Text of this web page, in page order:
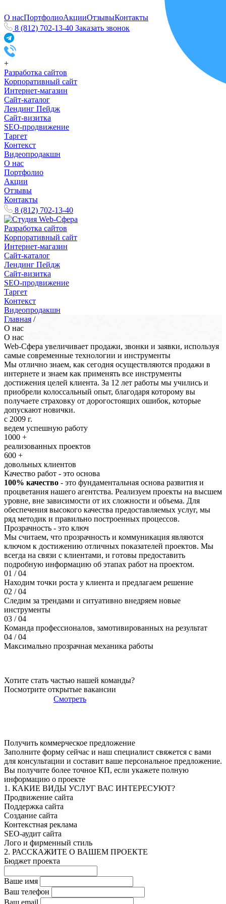
О насПортфолиоАкцииОтзывыКонтакты
8 (812) 702-13-40 Заказать звонок
+
Разработка сайтов
Корпоративный сайт
Интернет-магазин
Сайт-каталог
Лендинг Пейдж
Сайт-визитка
SEO-продвижение
Таргет
Контекст
Видеопродакшн
О нас
Портфолио
Акции
Отзывы
Контакты
8 (812) 702-13-40
Разработка сайтов
Корпоративный сайт
Интернет-магазин
Сайт-каталог
Лендинг Пейдж
Сайт-визитка
SEO-продвижение
Таргет
Контекст
Видеопродакшн
Главная /
О нас
О нас
Web-Сфера увеличивает продажи, звонки и заявки, используя
самые современные технологии и инструменты
Мы отлично знаем, как сегодня осуществляются продажи в
интернете и знаем как применять все инструменты
достижения целей клиента. За 12 лет работы мы учились и
приобрели колоссальный опыт, благодаря которому вы
получаете страховку от дорогостоящих ошибок, которые
допускают новички.
c 2009 г.
ведем успешную работу
1000 +
реализованных проектов
600 +
довольных клиентов
Качество работ - это основа
100% качество - это фундаментальная основа развития и
процветания нашего агентства. Реализуем проекты на высшем
уровне, вне зависимости от их сложности и объема. Для
обеспечения высокого качества предоставляемых услуг, мы
ряд методик и правильно построенных процессов.
Прозрачность - это ключ
Мы считаем, что прозрачность и коммуникация являются
ключом к достижению отличных показателей проектов. Мы
всегда на связи с клиентами, и готовы предоставить
подробную информацию об этапах работ на проектом.
01 / 04
Находим точки роста у клиента и предлагаем решение
02 / 04
Следим за трендами и ситуативно внедряем новые
инструменты
03 / 04
Команда профессионалов, замотивированных на результат
04 / 04
Максимально прозрачная механика работы
Хотите стать частью нашей команды?
Посмотрите открытые вакансии
Смотреть
Получить коммерческое предложение
Заполните форму сейчас и наш специалист свяжется с вами
для консультации и составит ваше персональное предложение.
Вы получите более точное КП, если укажете полную
информацию о проекте
1. КАКИЕ ВИДЫ УСЛУГ ВАС ИНТЕРЕСУЮТ?
Продвижение сайта
Поддержка сайта
Создание сайта
Контекстная реклама
SEO-аудит сайта
Лого и фирменный стиль
2. РАССКАЖИТЕ О ВАШЕМ ПРОЕКТЕ
Бюджет проекта
Ваше имя
Ваш телефон
Ваш email